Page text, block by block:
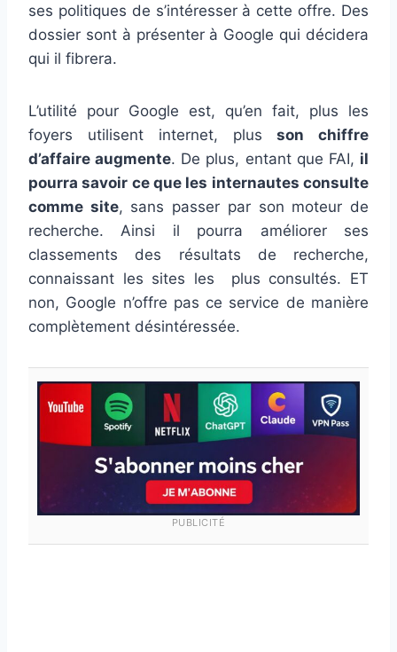
ses politiques de s’intéresser à cette offre. Des
dossier sont à présenter à Google qui décidera
qui il fibrera.
L’utilité pour Google est, qu’en fait, plus les
foyers utilisent internet, plus son chiffre
d’affaire augmente. De plus, entant que FAI, il
pourra savoir ce que les internautes consulte
comme site, sans passer par son moteur de
recherche. Ainsi il pourra améliorer ses
classements des résultats de recherche,
connaissant les sites les plus consultés. ET
non, Google n’offre pas ce service de manière
complètement désintéressée.
PUBLICITÉ